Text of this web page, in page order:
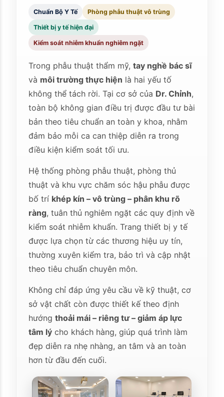
Chuẩn Bộ Y Tế Phòng phẫu thuật vô trùng
Thiết bị y tế hiện đại
Kiểm soát nhiễm khuẩn nghiêm ngặt
Trong phẫu thuật thẩm mỹ,tay nghề bác sĩ
và môi trường thực hiện là hai yếu tố
không thể tách rời. Tại cơ sở của Dr. Chỉnh,
toàn bộ không gian điều trị được đầu tư bài
bản theo tiêu chuẩn an toàn y khoa, nhằm
đảm bảo mỗi ca can thiệp diễn ra trong
điều kiện kiểm soát tối ưu.
Hệ thống phòng phẫu thuật, phòng thủ
thuật và khu vực chăm sóc hậu phẫu được
bố trí khép kín – vô trùng – phân khu rõ
ràng, tuân thủ nghiêm ngặt các quy định về
kiểm soát nhiễm khuẩn. Trang thiết bị y tế
được lựa chọn từ các thương hiệu uy tín,
thường xuyên kiểm tra, bảo trì và cập nhật
theo tiêu chuẩn chuyên môn.
Không chỉ đáp ứng yêu cầu về kỹ thuật, cơ
sở vật chất còn được thiết kế theo định
hướngthoải mái – riêng tư – giảm áp lực
tâm lý cho khách hàng, giúp quá trình làm
đẹp diễn ra nhẹ nhàng, an tâm và an toàn
hơn từ đầu đến cuối.